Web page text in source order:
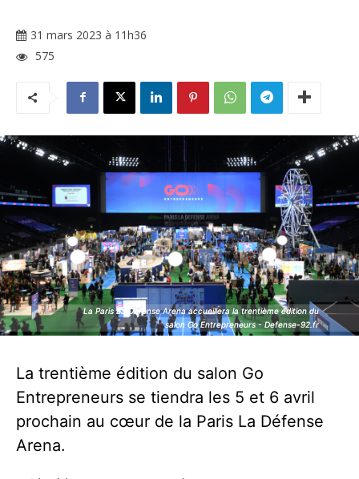
31 mars 2023 à 11h36
575
La Paris La Défense Arena accueillera la trentième édition du
salon Go Entrepreneurs - Defense-92.fr
La Paris La Défense Arena accueillera la trentième édition du
salon Go Entrepreneurs - Defense-92.fr
La trentième édition du salon Go
Entrepreneurs se tiendra les 5 et 6 avril
prochain au cœur de la Paris La Défense
Arena.